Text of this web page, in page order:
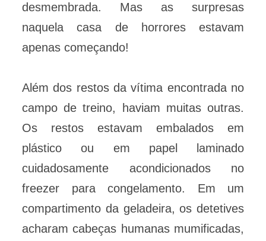
desmembrada. Mas as surpresas
naquela casa de horrores estavam
apenas começando!
Além dos restos da vítima encontrada no
campo de treino, haviam muitas outras.
Os restos estavam embalados em
plástico ou em papel laminado
cuidadosamente acondicionados no
freezer para congelamento. Em um
compartimento da geladeira, os detetives
acharam cabeças humanas mumificadas,